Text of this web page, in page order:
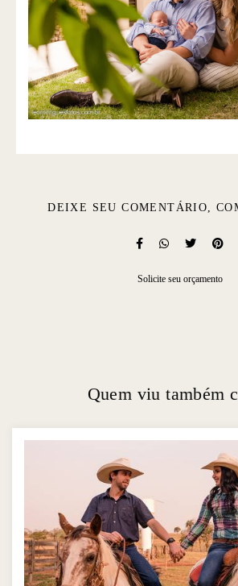
DEIXE SEU COMENTÁRIO,
Solicite seu orçamento
Quem viu também